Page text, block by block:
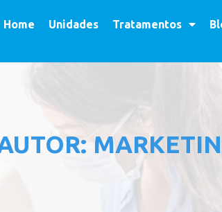
Home Unidades Tratamentos